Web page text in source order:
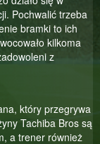
Pochwalić trzeba
bramki to ich
kilkoma
z
który przegrywa
Tachiba Bros są
a trener również